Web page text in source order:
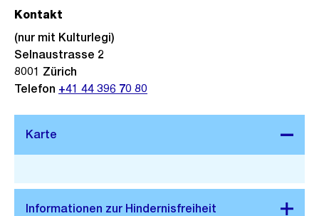
Stadtplan 3D
Kontakt
(nur mit Kulturlegi)
Selnaustrasse 2
8001 Zürich
Telefon +41 44 396 70 80